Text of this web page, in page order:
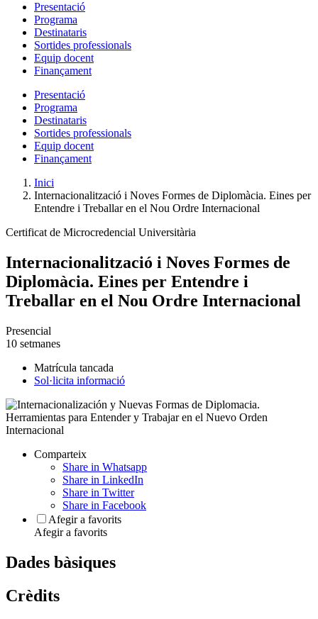
Presentació
Programa
Destinataris
Sortides professionals
Equip docent
Finançament
Presentació
Programa
Destinataris
Sortides professionals
Equip docent
Finançament
Inici
Internacionalització i Noves Formes de Diplomàcia. Eines per
Entendre i Treballar en el Nou Ordre Internacional
Certificat de Microcredencial Universitària
Internacionalització i Noves Formes de
Diplomàcia. Eines per Entendre i
Treballar en el Nou Ordre Internacional
Presencial
10 setmanes
Matrícula tancada
Sol·licita informació
Comparteix
Share in Whatsapp
Share in LinkedIn
Share in Twitter
Share in Facebook
Afegir a favorits
Afegir a favorits
Dades bàsiques
Crèdits